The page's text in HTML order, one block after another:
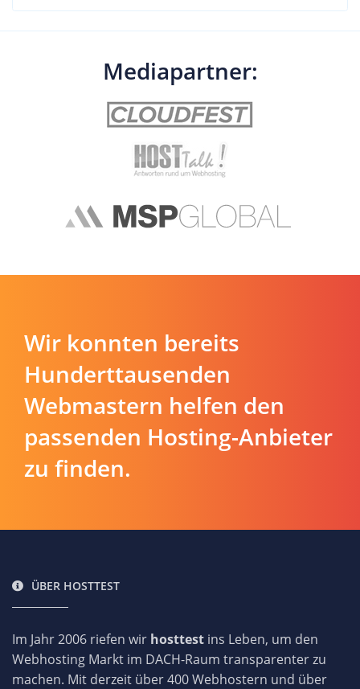
Mediapartner:
Wir konnten bereits
Hunderttausenden
Webmastern helfen den
passenden Hosting-Anbieter
zu finden.
ÜBER HOSTTEST
Im Jahr 2006 riefen wir hosttest ins Leben, um den
Webhosting Markt im DACH-Raum transparenter zu
machen. Mit derzeit über 400 Webhostern und über